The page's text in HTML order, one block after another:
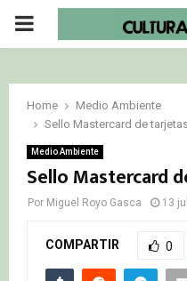
PRIMARY
Home
Medio Ambiente
Sello Mastercard de
Medio Ambiente
Sello Mastercard
Por Miguel Royo Gasca 13
COMPARTIR 0